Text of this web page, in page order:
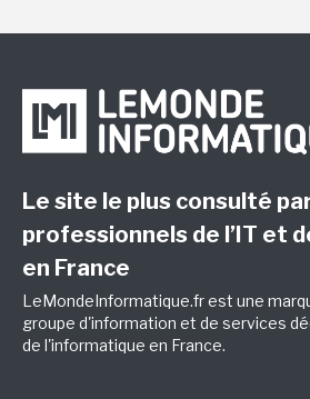
Le site le plus consulté
professionnels de l’IT et
en France
LeMondeInformatique.fr est une
groupe d'information et de services
de l'informatique en France.